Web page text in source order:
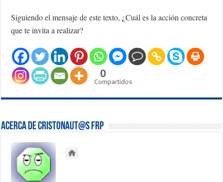
Siguiendo el mensaje de este texto, ¿Cuál es la acción concreta
que te invita a realizar?
0
Compartidos
Acerca de Cristonaut@s FRP